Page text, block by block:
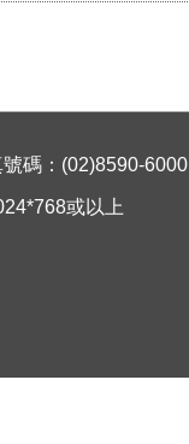
碼：(02)8590-6000
或以上